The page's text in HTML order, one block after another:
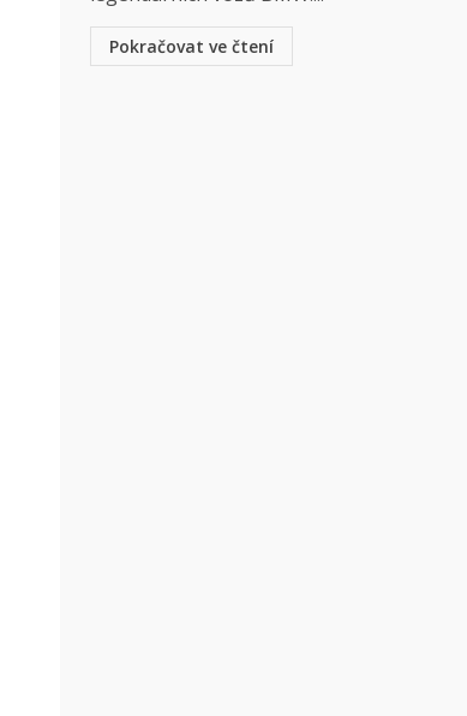
Pokračovat ve čtení